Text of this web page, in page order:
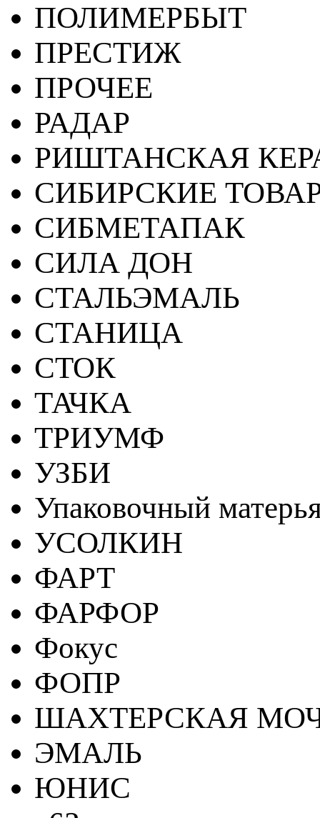
ПОЛИМЕРБЫТ
ПРЕСТИЖ
ПРОЧЕЕ
РАДАР
РИШТАНСКАЯ
СИБИРСКИЕ
СИБМЕТАПАК
СИЛА ДОН
СТАЛЬЭМАЛЬ
СТАНИЦА
СТОК
ТАЧКА
ТРИУМФ
УЗБИ
Упаковочный
УСОЛКИН
ФАРТ
ФАРФОР
Фокус
ФОПР
ШАХТЕРСКАЯ
ЭМАЛЬ
ЮНИС